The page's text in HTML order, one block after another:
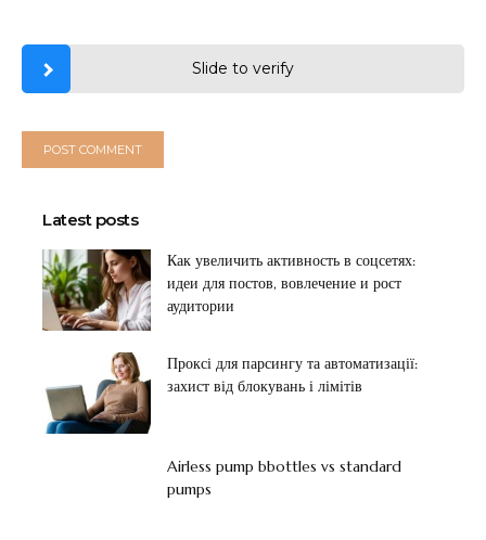
Slide to verify
Latest posts
Как увеличить активность в соцсетях:
идеи для постов, вовлечение и рост
аудитории
Проксі для парсингу та автоматизації:
захист від блокувань і лімітів
Airless pump bbottles vs standard
pumps